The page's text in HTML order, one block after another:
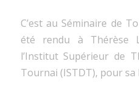
C’est au Séminaire de
été rendu à Thérèse
l’Institut Supérieur de
Tournai (ISTDT), pour